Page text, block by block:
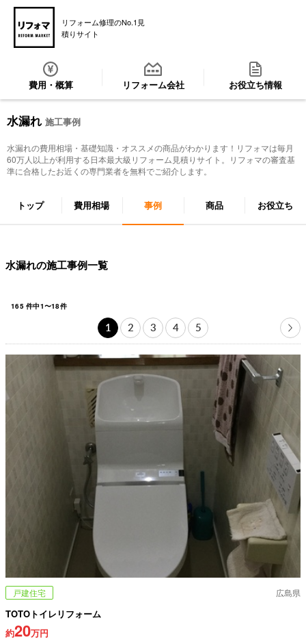
リフォーム修理のNo.1見
積りサイト
費用・概算 リフォーム会社 お役立ち情報
水漏れ 施工事例
水漏れの費用相場・基礎知識・オススメの商品がわかります！リフォマは毎月
60万人以上が利用する日本最大級リフォーム見積りサイト。リフォマの審査基
準に合格したお近くの専門業者を無料でご紹介します。
トップ 費用相場 事例 商品 お役立ち
水漏れの施工事例一覧
165件中1〜18件
1 2 3 4 5
戸建住宅 広島県
TOTOトイレリフォーム
約20万円